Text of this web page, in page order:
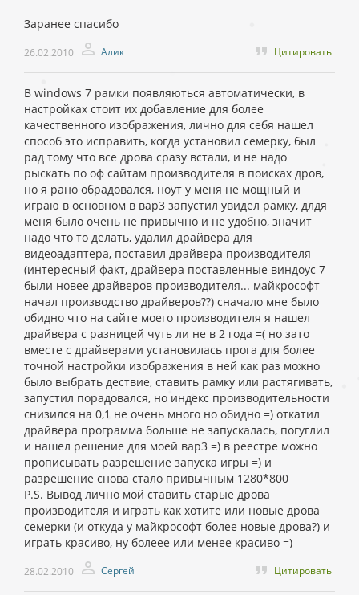
Заранее спасибо
26.02.2010 Алик Цитировать
В windows 7 рамки появляються автоматически, в
настройках стоит их добавление для более
качественного изображения, лично для себя нашел
способ это исправить, когда установил семерку, был
рад тому что все дрова сразу встали, и не надо
рыскать по оф сайтам производителя в поисках дров,
но я рано обрадовался, ноут у меня не мощный и
играю в основном в вар3 запустил увидел рамку, длдя
меня было очень не привычно и не удобно, значит
надо что то делать, удалил драйвера для
видеоадаптера, поставил драйвера производителя
(интересный факт, драйвера поставленные виндоус 7
были новее драйверов производителя... майкрософт
начал производство драйверов??) сначало мне было
обидно что на сайте моего производителя я нашел
драйвера с разницей чуть ли не в 2 года =( но зато
вместе с драйверами установилась прога для более
точной настройки изображения в ней как раз можно
было выбрать дествие, ставить рамку или растягивать,
запустил порадовался, но индекс производительности
снизился на 0,1 не очень много но обидно =) откатил
драйвера программа больше не запускалась, погуглил
и нашел решение для моей вар3 =) в реестре можно
прописывать разрешение запуска игры =) и
разрешение снова стало привычным 1280*800
P.S. Вывод лично мой ставить старые дрова
производителя и играть как хотите или новые дрова
семерки (и откуда у майкрософт более новые дрова?) и
играть красиво, ну болеее или менее красиво =)
28.02.2010 Сергей Цитировать